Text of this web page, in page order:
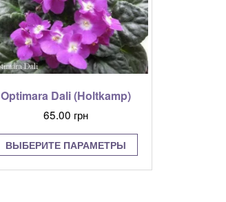
Optimara Dali (Holtkamp)
65.00 грн
ВЫБЕРИТЕ ПАРАМЕТРЫ
Этот
несколько